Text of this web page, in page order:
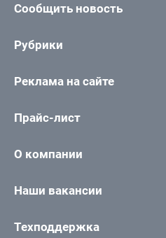
Сообщить новость
Рубрики
Реклама на сайте
Прайс-лист
О компании
Наши вакансии
Техподдержка